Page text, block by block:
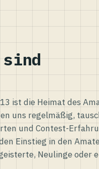
ist die Heimat des
uns regelmäßig,
und Contest-
Einstieg in den
Neulinge oder